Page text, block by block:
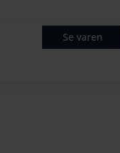
Se varen